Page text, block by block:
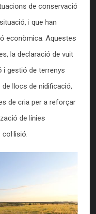
de conservació
i que han
econòmica. Aquestes
la declaració de vuit
i gestió de terrenys
de llocs de nidificació,
de cria per a reforçar
de línies